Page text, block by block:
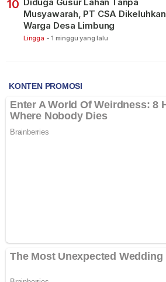
10
Musyawarah, PT CSA Dikeluhkan
Warga Desa Limbung
Lingga - 1 minggu yang lalu